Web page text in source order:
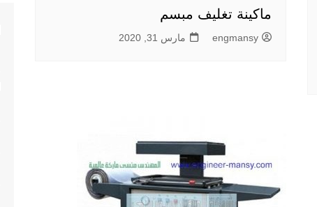
ماكينة تغليف مبسم
engmansy مارس 31, 2020